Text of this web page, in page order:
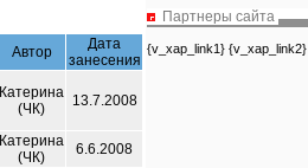
Автор
Дата
занесения
Катерина
(ЧК)
13.7.2008
Катерина
(ЧК)
6.6.2008
Партнеры сайта
{v_xap_link1} {v_xap_link2}